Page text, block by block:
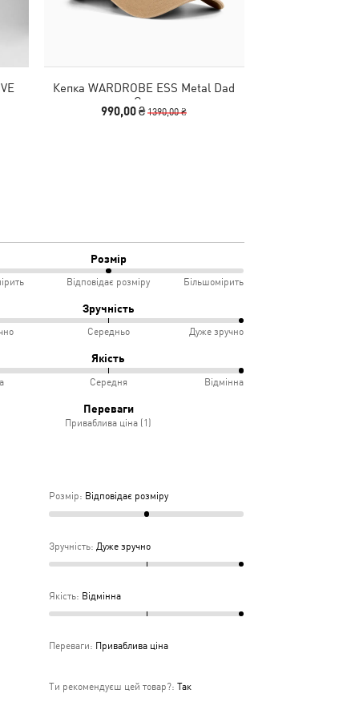
Кепка WARDROBE ESS Metal Dad
Cap
990,00 ₴1390,00 ₴
Розмір
Відповідає розміру Більшомірить
Зручність
Середньо Дуже зручно
Якість
Середня Відмінна
Переваги
Приваблива ціна (1)
Розмір: Відповідає розміру
Зручність: Дуже зручно
Якість: Відмінна
Переваги: Приваблива ціна
Ти рекомендуєш цей товар?: Так